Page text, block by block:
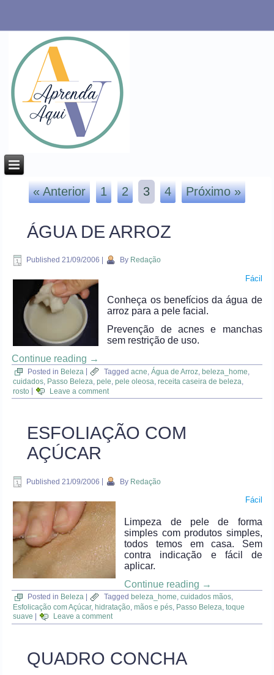
« Anterior 1 2 3 4 Próximo »
ÁGUA DE ARROZ
Published 21/09/2006 By Redação
Fácil
Conheça os benefícios da água de
arroz para a pele facial.
Prevenção de acnes e manchas
sem restrição de uso.
Continue reading →
Posted in Beleza Tagged acne ,Água de Arroz ,beleza_home
cuidados, Passo Beleza,pele,pele oleosa,receita caseira de beleza,
rosto
Leave a comment
ESFOLIAÇÃO COM
AÇÚCAR
Published 21/09/2006 By Redação
Fácil
Limpeza de pele de forma
simples com produtos simples,
todos temos em casa. Sem
contra indicação e fácil de
aplicar.
Continue reading →
Posted in Beleza | Tagged beleza_home,cuidados mãos,
Esfolicação com Açúcar,hidratação ,mãos e pés Passo Beleza ,toque
suave | Leave a comment
QUADRO CONCHA